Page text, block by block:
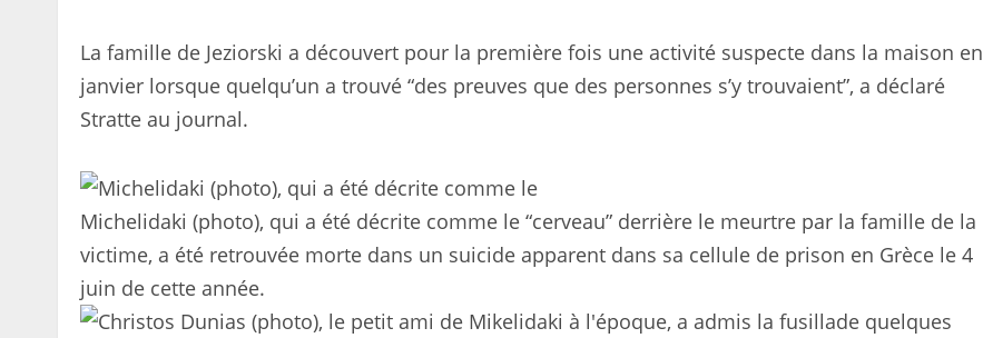
La famille de Jeziorski a découvert pour la première fois une activité suspecte dans la maison en
janvier lorsque quelqu’un a trouvé “des preuves que des personnes s’y trouvaient”, a déclaré
Stratte au journal.
Michelidaki (photo), qui a été décrite comme le “cerveau” derrière le meurtre par la famille de la
victime, a été retrouvée morte dans un suicide apparent dans sa cellule de prison en Grèce le 4
juin de cette année.